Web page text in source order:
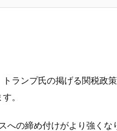
ランプ氏の掲げる関税政
。
の締め付けがより強くな